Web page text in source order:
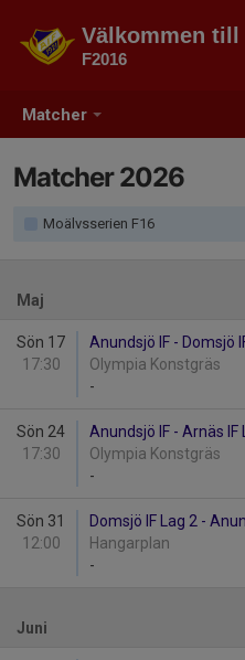
Matcher
Välkommen till
F2016
Matcher 2026
Moälvsserien F16
Maj
Sön 17
17:30
Anundsjö IF - Domsjö
Olympia Konstgräs
-
Sön 24
17:30
Anundsjö IF - Arnäs IF
Olympia Konstgräs
-
Sön 31
12:00
Domsjö IF Lag 2 -
Hangarplan
-
Juni